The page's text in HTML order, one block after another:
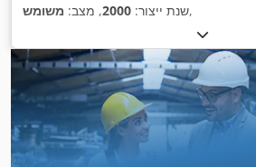
שנת ייצור: 2000, מצב: משומש ,